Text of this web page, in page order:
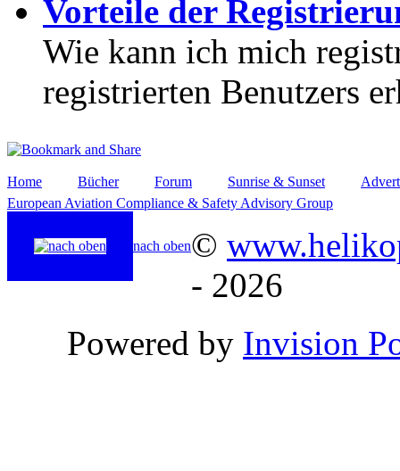
Vorteile der
Wie kann ich mich
registrierten Benutzers
Home Bücher Forum Sunrise & Sunset
European Aviation Compliance & Safety Advisory Group
nach oben©
- 2026
Powered by Invision